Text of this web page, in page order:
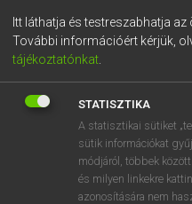
Díjmentes francia
contrebassiste h fn
contrebassistekeresése
Itt láthatja és testreszabhatja
További információért kérjük,
tájékoztatónkat
STATISZTIKA
A statisztikai sütiket
sütik információkat
módjáról, többek
és milyen linkekre
azonosítására nem
GR
5 6 7 8 9
r t z u i
j k l
n m ,